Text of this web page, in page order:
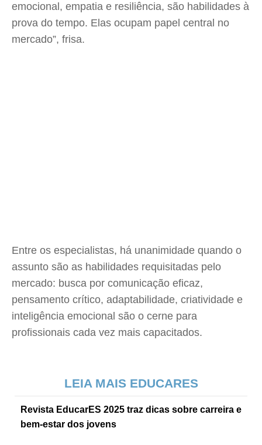
emocional, empatia e resiliência, são habilidades à
prova do tempo. Elas ocupam papel central no
mercado”, frisa.
Entre os especialistas, há unanimidade quando o
assunto são as habilidades requisitadas pelo
mercado: busca por comunicação eficaz,
pensamento crítico, adaptabilidade, criatividade e
inteligência emocional são o cerne para
profissionais cada vez mais capacitados.
LEIA MAIS EDUCARES
Revista EducarES 2025 traz dicas sobre carreira e
bem-estar dos jovens